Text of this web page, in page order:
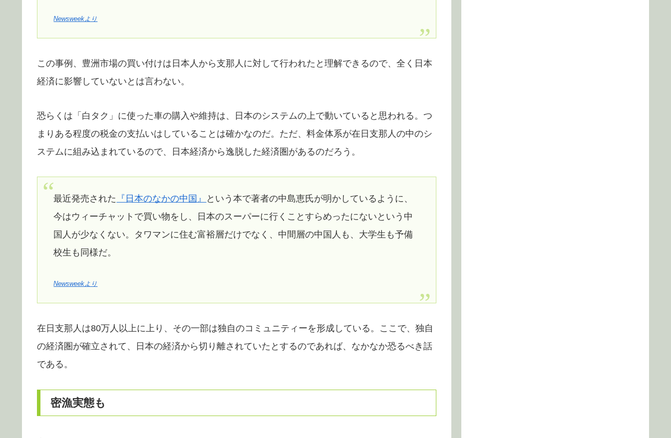
Newsweekより
この事例、豊洲市場の買い付けは日本人から支那人に対して行われたと理解できるので、全く日本
経済に影響していないとは言わない。
恐らくは「白タク」に使った車の購入や維持は、日本のシステムの上で動いていると思われる。つ
まりある程度の税金の支払いはしていることは確かなのだ。ただ、料金体系が在日支那人の中のシ
ステムに組み込まれているので、日本経済から逸脱した経済圏があるのだろう。
最近発売された 『日本のなかの中国』
という本で著者の中島恵氏が明かしているように、
今はウィーチャットで買い物をし、日本のスーパーに行くことすらめったにないという中
国人が少なくない。タワマンに住む富裕層だけでなく、中間層の中国人も、大学生も予備
校生も同様だ。
Newsweekより
在日支那人は80万人以上に上り、その一部は独自のコミュニティーを形成している。ここで、独自
の経済圏が確立されて、日本の経済から切り離されていたとするのであれば、なかなか恐るべき話
である。
密漁実態も